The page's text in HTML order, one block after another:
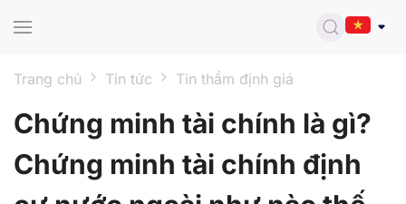
Trang chủ Tin tức Tin thẩm định giá
Chứng minh tài chính là gì?
Chứng minh tài chính định